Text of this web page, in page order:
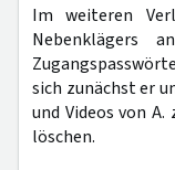
Im weiteren
Nebenklägers
sich zunächst er
und Videos von
löschen.